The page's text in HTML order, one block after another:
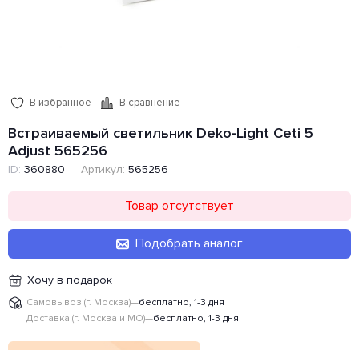
В избранное В сравнение
Встраиваемый светильник Deko-Light Ceti 5
Adjust 565256
ID: 360880 Артикул: 565256
Товар отсутствует
Подобрать аналог
Хочу в подарок
Самовывоз (г. Москва)—бесплатно, 1-3 дня
Доставка (г. Москва и МО)—бесплатно, 1-3 дня